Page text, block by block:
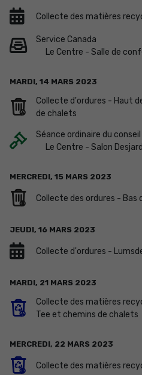
Collecte des matières
Service Canada
Le Centre - Salle de
MARDI, 14 MARS 2023
Collecte d'ordures - Haut
de chalets
Séance ordinaire du conseil
Le Centre - Salon
MERCREDI, 15 MARS 2023
Collecte des ordures - Bas
JEUDI, 16 MARS 2023
Collecte d'ordures -
MARDI, 21 MARS 2023
Collecte des matières
Tee et chemins de chalets
MERCREDI, 22 MARS 2023
Collecte des matières